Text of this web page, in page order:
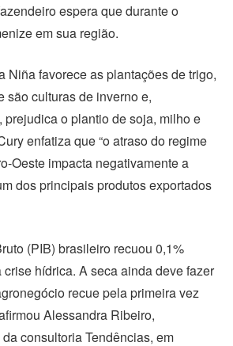
espera que durante o
em sua região.
Niña favorece as plantações de trigo,
são culturas de inverno e,
prejudica o plantio de soja, milho e
enfatiza que “o atraso do regime
Oeste impacta negativamente a
dos principais produtos exportados
(PIB) brasileiro recuou 0,1%
hídrica. A seca ainda deve fazer
recue pela primeira vez
Alessandra Ribeiro,
consultoria Tendências, em